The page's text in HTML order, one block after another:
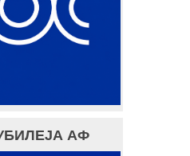
АФ